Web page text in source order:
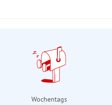
Wochentags